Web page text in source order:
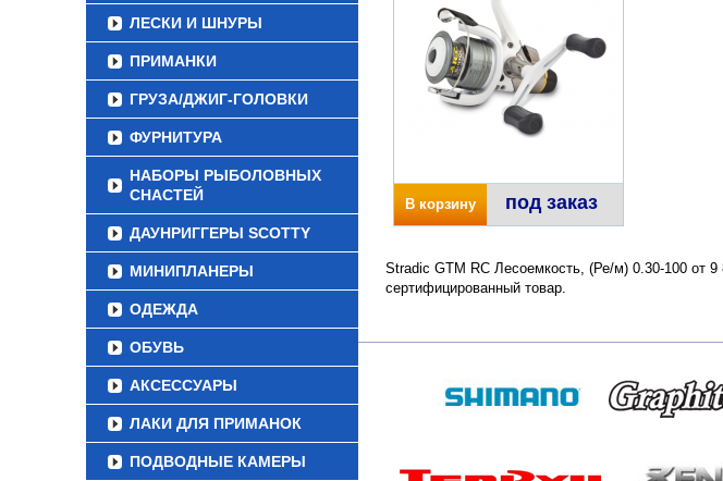
ЛЕСКИ И ШНУРЫ
ПРИМАНКИ
ГРУЗА/ДЖИГ-ГОЛОВКИ
ФУРНИТУРА
НАБОРЫ РЫБОЛОВНЫХ
СНАСТЕЙ
ДАУНРИГГЕРЫ SCOTTY
МИНИПЛАНЕРЫ
ОДЕЖДА
ОБУВЬ
АКСЕССУАРЫ
ЛАКИ ДЛЯ ПРИМАНОК
ПОДВОДНЫЕ КАМЕРЫ
В корзину под заказ
Stradic GTM RC Лесоемкость, (Ре/м) 0.30-100 от
сертифицированный товар.